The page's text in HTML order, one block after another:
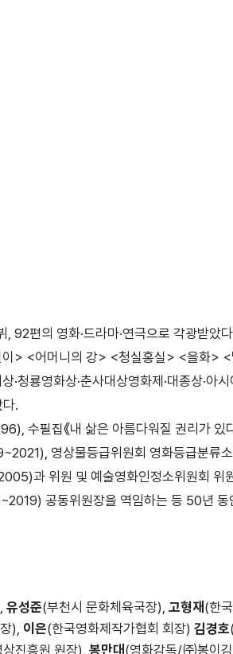
92편의 영화·드라마·연극으로 각광받
> <어머니의 강> <청실홍실> <을화>
·청룡영화상·춘사대상영화제·대종상·
.
수필집《내 삶은 아름다워질 권리가
영상물등급위원회 영화등급분
과 위원 및 예술영화인정소위원회
공동위원장을 역임하는 등 50년 동
유성준(부천시 문화체육국장), 고형재 (한
), 이은(한국영화제작가협회 회장) 김경호
진흥원 원장), 봉만대 (영화감독/㈜봉이김